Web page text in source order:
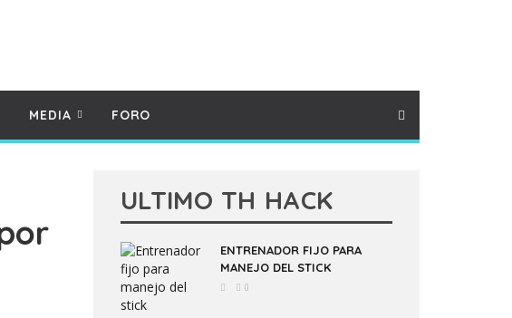
MEDIA FORO
ULTIMO TH HACK
ENTRENADOR FIJO PARA
MANEJO DEL STICK
0